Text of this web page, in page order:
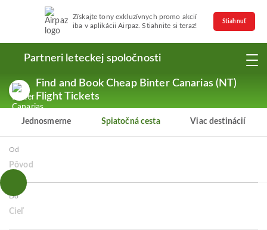
Získajte tony exkluzívnych promo akcií
iba v aplikácii Airpaz. Stiahnite si teraz!
Stiahnuť
Partneri leteckej spoločnosti
Find and Book Cheap Binter Canarias (NT)
Flight Tickets
Jednosmerne Spiatočná cesta Viac destinácií
Od
Pôvod
Do
Cieľ